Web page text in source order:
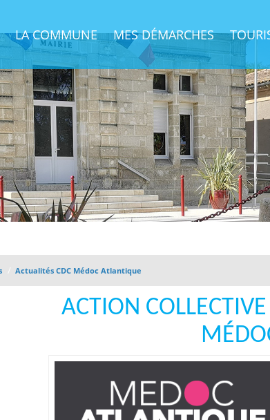
LA COMMUNE MES DÉMARCHES
Actualités CDC Médoc Atlantique
ACTION